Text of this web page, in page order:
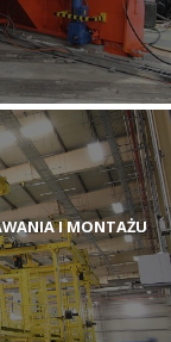
I MONTAŻU